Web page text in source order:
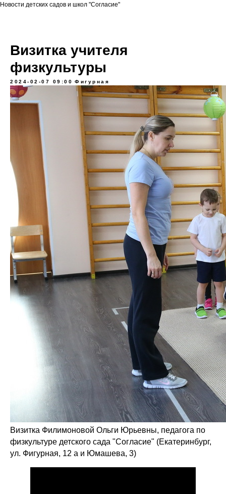
Новости детских садов и школ "Согласие"
Визитка учителя
физкультуры
2024-02-07 09:00 Фигурная
Визитка Филимоновой Ольги Юрьевны, педагога по
физкультуре детского сада "Согласие" (Екатеринбург,
ул. Фигурная, 12 а и Юмашева, 3)